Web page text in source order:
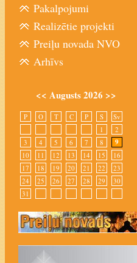
Pakalpojumi
Realizētie projekti
Preiļu novada NVO
Arhīvs
<< Augusts 2026 >>
P O T C P S
Sv
1
2
3
4 5 6 7 8 9
10 11 12 13 14 15
16
17
18 19 20 21 22
23
24
25 26 27 28 29
30
31